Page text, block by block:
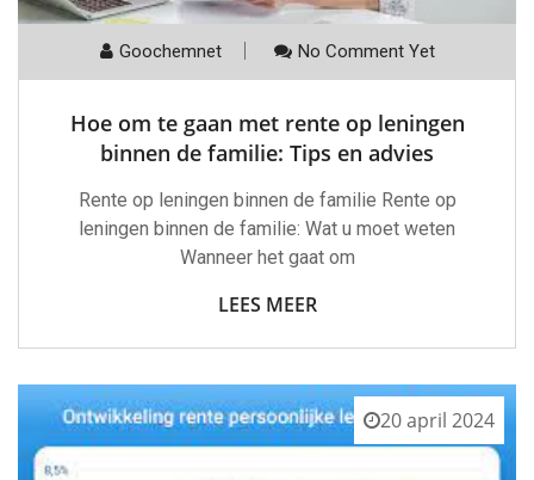
Goochemnet No Comment Yet
Hoe om te gaan met rente op leningen
binnen de familie: Tips en advies
Rente op leningen binnen de familie Rente op
leningen binnen de familie: Wat u moet weten
Wanneer het gaat om
LEES MEER
20 april 2024